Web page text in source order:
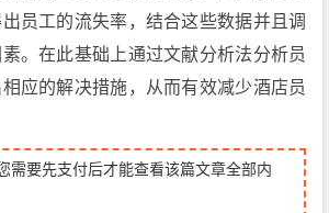
员工的流失率，结合这些数据并且调
。在此基础上通过文献分析法分析员
应的解决措施，从而有效减少酒店员
需要先支付后才能查看该篇文章全部内